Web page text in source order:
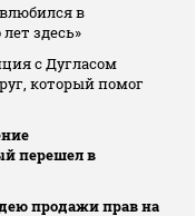
в
здесь»
с Дугласом
который помог
перешел в
продажи прав на